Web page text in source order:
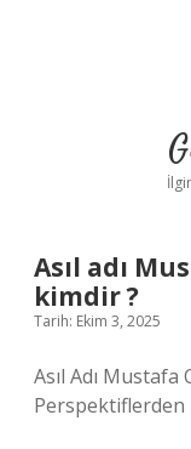
Asıl adı
kimdir ?
Tarih: Ekim 3, 2025
Asıl Adı Mustafa